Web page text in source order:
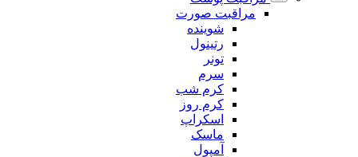
مراقبت صورت
شوینده
رتینول
تونر
سرم
کرم شب
کرم روز
اسکراپ
ماسک
آمپول